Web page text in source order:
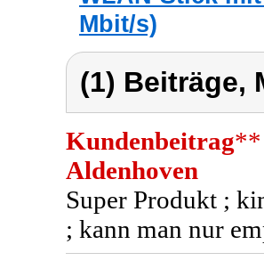
Mbit/s)
(1) Beiträge,
Kundenbeitrag**
Aldenhoven
Super Produkt ;
; kann man nur